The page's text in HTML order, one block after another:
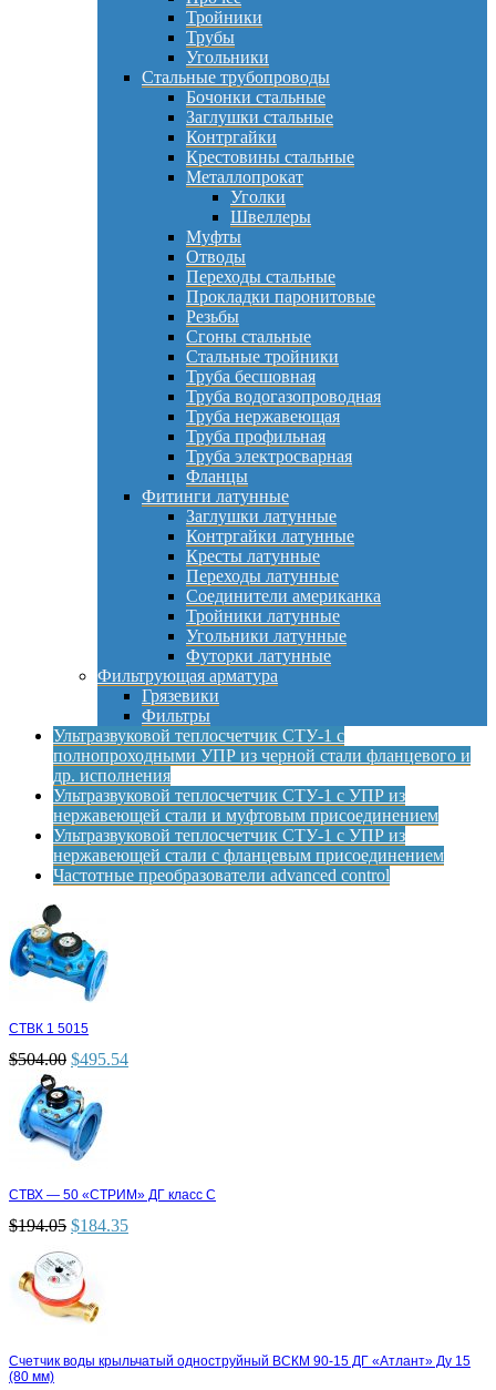
Тройники
Трубы
Угольники
Стальные трубопроводы
Бочонки стальные
Заглушки стальные
Контргайки
Крестовины стальные
Металлопрокат
Уголки
Швеллеры
Муфты
Отводы
Переходы стальные
Прокладки паронитовые
Резьбы
Сгоны стальные
Стальные тройники
Труба бесшовная
Труба водогазопроводная
Труба нержавеющая
Труба профильная
Труба электросварная
Фланцы
Фитинги латунные
Заглушки латунные
Контргайки латунные
Кресты латунные
Переходы латунные
Соединители американка
Тройники латунные
Угольники латунные
Футорки латунные
Фильтрующая арматура
Грязевики
Фильтры
Ультразвуковой теплосчетчик СТУ-1 с
полнопроходными УПР из черной стали фланцевого и
др. исполнения
Ультразвуковой теплосчетчик СТУ-1 с УПР из
нержавеющей стали и муфтовым присоединением
Ультразвуковой теплосчетчик СТУ-1 с УПР из
нержавеющей стали с фланцевым присоединением
Частотные преобразователи advanced control
СТВК 1 5015
$504.00 $495.54
СТВХ — 50 «СТРИМ» ДГ класс С
$194.05 $184.35
Счетчик воды крыльчатый одноструйный ВСКМ 90-15 ДГ «Атлант» Ду 15
(80 мм)